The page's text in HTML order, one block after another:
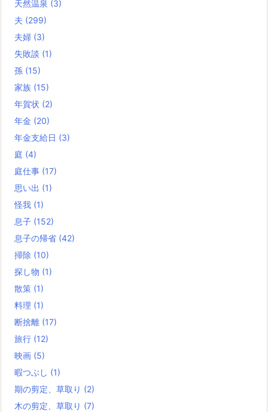
天然温泉 (3)
夫 (299)
夫婦 (3)
失敗談 (1)
孫 (15)
家族 (15)
年賀状 (2)
年金 (20)
年金支給日 (3)
庭 (4)
庭仕事 (17)
思い出 (1)
怪我 (1)
息子 (152)
息子の帰省 (42)
掃除 (10)
探し物 (1)
散策 (1)
料理 (1)
断捨離 (17)
旅行 (12)
映画 (5)
暇つぶし (1)
期の剪定、草取り (2)
木の剪定、草取り (7)